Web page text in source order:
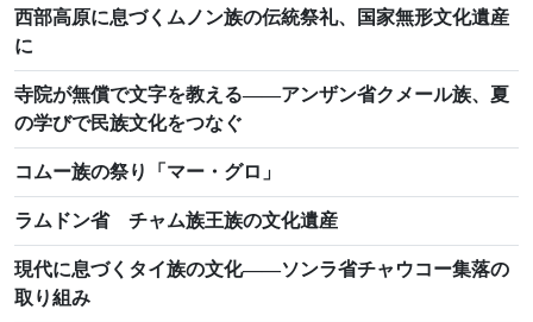
西部高原に息づくムノン族の伝統祭礼、国家無形文化遺産
に
寺院が無償で文字を教える――アンザン省クメール族、夏
の学びで民族文化をつなぐ
コムー族の祭り「マー・グロ」
ラムドン省 チャム族王族の文化遺産
現代に息づくタイ族の文化――ソンラ省チャウコー集落の
取り組み